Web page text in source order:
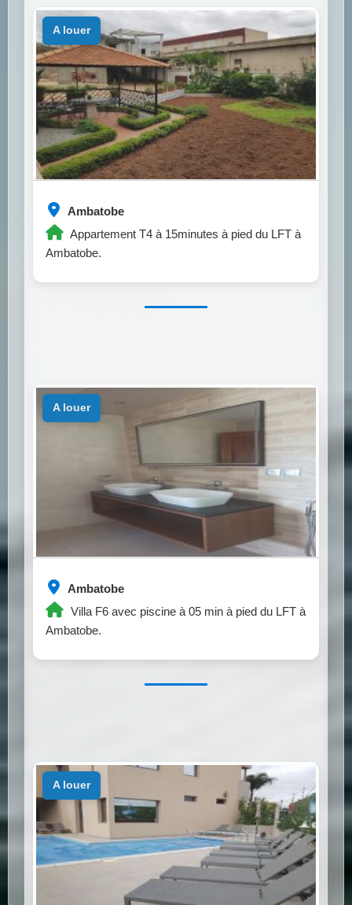
Ambatobe
Appartement T4 à 15minutes à pied du LFT à
Ambatobe.
a louer
Ambatobe
Villa F6 avec piscine à 05 min à pied du LFT à
Ambatobe.
a louer
a louer